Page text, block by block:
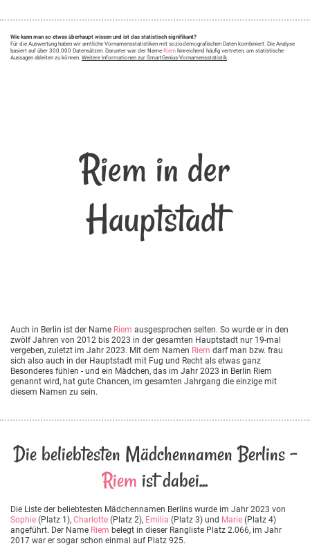
Wie kann man so etwas überhaupt wissen und ist das statistisch signifikant?
Für die Auswertung haben wir amtliche Vornamensstatistiken mit soziodemografischen Daten kombiniert. Die Analyse
basiert auf über 300.000 Datensätzen. Darunter war der Name Riem hinreichend häufig vertreten, um statistische
Aussagen ableiten zu können. Weitere Informationen zur SmartGenius-Vornamensstatistik.
Riem in der
Hauptstadt
Auch in Berlin ist der Name Riem ausgesprochen selten. So wurde er in den
zwölf Jahren von 2012 bis 2023 in der gesamten Hauptstadt nur 19-mal
vergeben, zuletzt im Jahr 2023. Mit dem Namen Riem darf man bzw. frau
sich also auch in der Hauptstadt mit Fug und Recht als etwas ganz
Besonderes fühlen - und ein Mädchen, das im Jahr 2023 in Berlin Riem
genannt wird, hat gute Chancen, im gesamten Jahrgang die einzige mit
diesem Namen zu sein.
Die beliebtesten Mädchennamen Berlins -
Riem ist dabei...
Die Liste der beliebtesten Mädchennamen Berlins wurde im Jahr 2023 von
Sophie (Platz 1), Charlotte (Platz 2), Emilia (Platz 3) und Marie (Platz 4)
angeführt. Der Name Riem belegt in dieser Rangliste Platz 2.066, im Jahr
2017 war er sogar schon einmal auf Platz 925.